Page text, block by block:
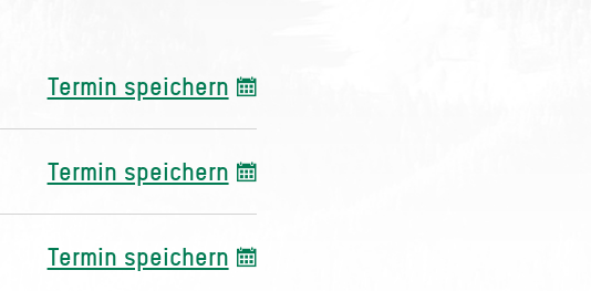
Termin speichern
Termin speichern
Termin speichern